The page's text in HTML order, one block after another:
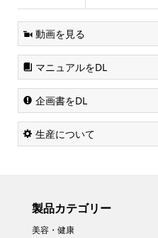
動画を見る
マニュアルをDL
企画書をDL
生産について
製品カテゴリー
美容・健康